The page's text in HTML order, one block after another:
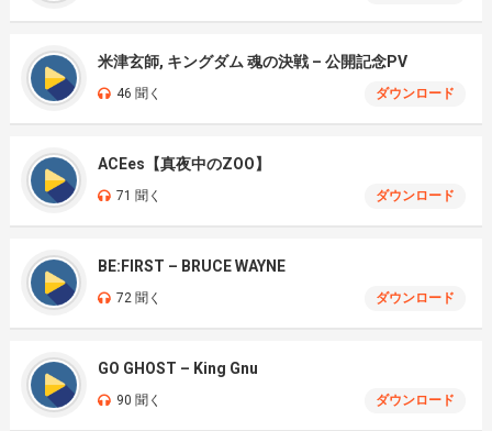
米津玄師, キングダム 魂の決戦 – 公開記念PV
46 聞く ダウンロード
ACEes【真夜中のZOO】
71 聞く ダウンロード
BE:FIRST – BRUCE WAYNE
72 聞く ダウンロード
GO GHOST – King Gnu
90 聞く ダウンロード